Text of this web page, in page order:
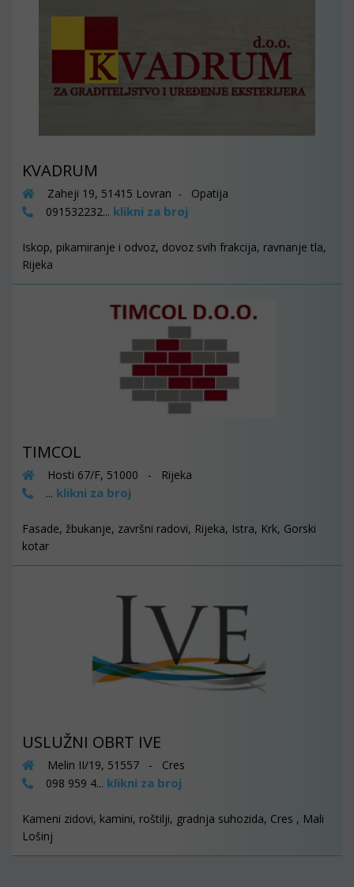
KVADRUM
Zaheji 19, 51415 Lovran - Opatija
091532232... klikni za broj
Iskop, pikamiranje i odvoz, dovoz svih frakcija, ravnanje tla,
Rijeka
TIMCOL
Hosti 67/F, 51000 - Rijeka
... klikni za broj
Fasade, žbukanje, završni radovi, Rijeka, Istra, Krk, Gorski
kotar
USLUŽNI OBRT IVE
Melin II/19, 51557 - Cres
098 959 4... klikni za broj
Kameni zidovi, kamini, roštilji, gradnja suhozida, Cres , Mali
Lošinj